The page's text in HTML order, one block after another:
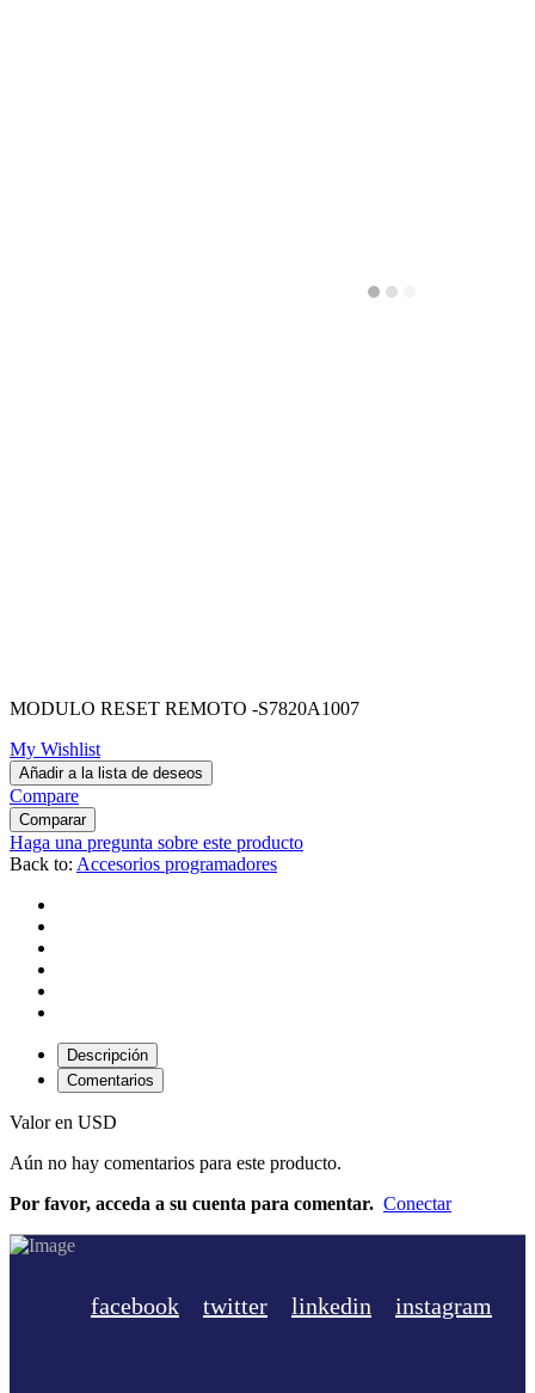
MODULO RESET REMOTO -S7820A1007
My Wishlist
Añadir a la lista de deseos
Compare
Comparar
Haga una pregunta sobre este producto
Back to: Accesorios programadores
Descripción
Comentarios
Valor en USD
Aún no hay comentarios para este producto.
Por favor, acceda a su cuenta para comentar. Conectar
facebook twitter linkedin instagram